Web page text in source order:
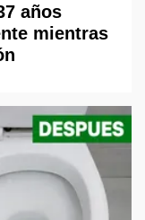
años
mientras